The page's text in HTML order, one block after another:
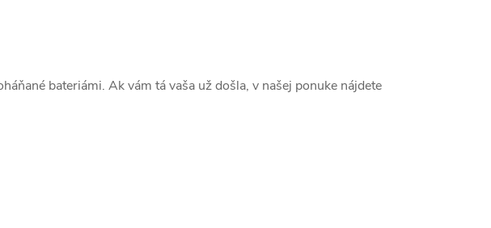
bateriámi. Ak vám tá vaša už došla, v našej ponuke nájdete